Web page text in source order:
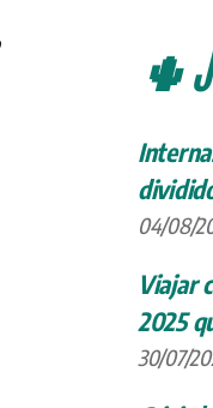
🌵
04/08/
Viajar
2025
30/07/